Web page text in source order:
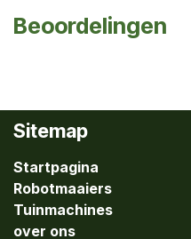
Beoordelingen
Sitemap
Startpagina
Robotmaaiers
Tuinmachines
over ons